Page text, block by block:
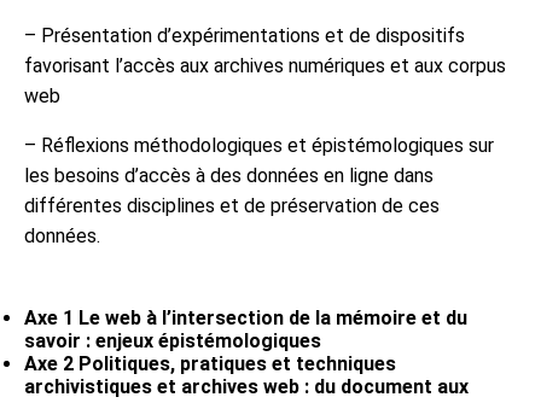
– Présentation d’expérimentations et de dispositifs
favorisant l’accès aux archives numériques et aux corpus
web
– Réflexions méthodologiques et épistémologiques sur
les besoins d’accès à des données en ligne dans
différentes disciplines et de préservation de ces
données.
Axe 1 Le web à l’intersection de la mémoire et du
savoir : enjeux épistémologiques
Axe 2 Politiques, pratiques et techniques
archivistiques et archives web : du document aux